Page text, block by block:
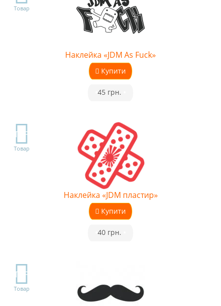
Товар
Наклейка «JDM As Fuck»
Купити
45 грн.
TOP
Товар
Наклейка «JDM пластир»
Купити
40 грн.
TOP
Товар